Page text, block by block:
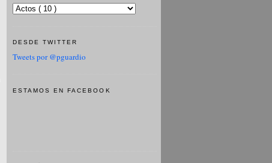
DESDE TWITTER
Tweets por @pguardio
ESTAMOS EN FACEBOOK